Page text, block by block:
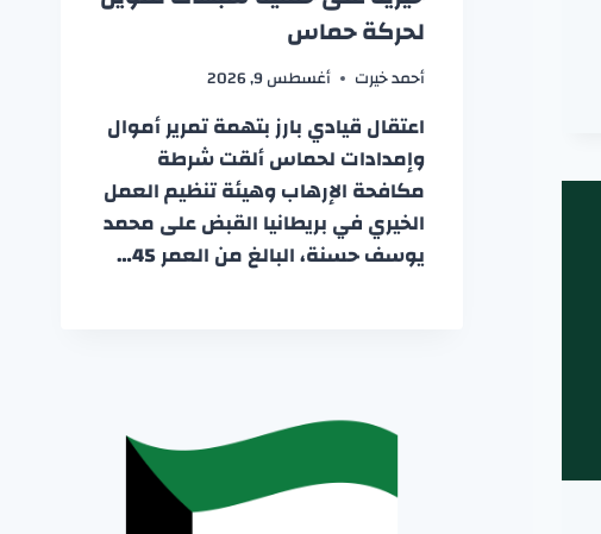
لحركة حماس
أحمد خيرت أغسطس 9, 2026
اعتقال قيادي بارز بتهمة تمرير أموال
وإمدادات لحماس ألقت شرطة
مكافحة الإرهاب وهيئة تنظيم العمل
الخيري في بريطانيا القبض على محمد
يوسف حسنة، البالغ من العمر 45…